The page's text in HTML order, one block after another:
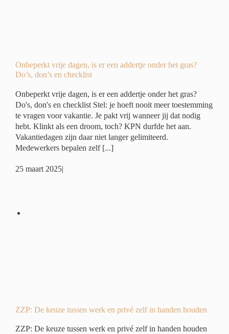
Onbeperkt vrije dagen, is er een addertje onder het gras?
Do’s, don’s en checklist
Onbeperkt vrije dagen, is er een addertje onder het gras?
Do's, don's en checklist Stel: je hoeft nooit meer toestemming
te vragen voor vakantie. Je pakt vrij wanneer jij dat nodig
hebt. Klinkt als een droom, toch? KPN durfde het aan.
Vakantiedagen zijn daar niet langer gelimiteerd.
Medewerkers bepalen zelf [...]
25 maart 2025|
ZZP: De keuze tussen werk en privé zelf in handen houden
ZZP: De keuze tussen werk en privé zelf in handen houden